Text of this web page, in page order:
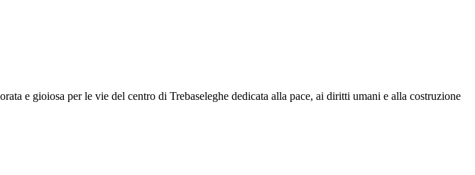
e gioiosa per le vie del centro di Trebaseleghe dedicata alla pace, ai diritti umani e alla costruzione